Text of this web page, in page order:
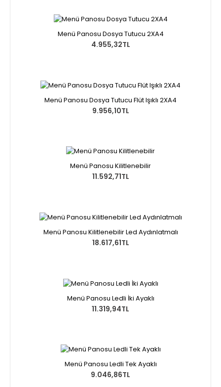
Menü Panosu Dosya Tutucu 2XA4
4.955,32TL
Menü Panosu Dosya Tutucu Flüt Işıklı 2XA4
9.956,10TL
Menü Panosu Kilitlenebilir
11.592,71TL
Menü Panosu Kilitlenebilir Led Aydınlatmalı
18.617,61TL
Menü Panosu Ledli İki Ayaklı
11.319,94TL
Menü Panosu Ledli Tek Ayaklı
9.046,86TL